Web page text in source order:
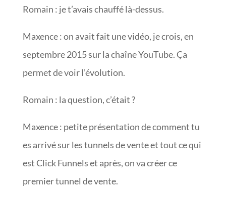
Romain : je t’avais chauffé là-dessus.
Maxence : on avait fait une vidéo, je crois, en
septembre 2015 sur la chaîne YouTube. Ça
permet de voir l’évolution.
Romain : la question, c’était ?
Maxence : petite présentation de comment tu
es arrivé sur les tunnels de vente et tout ce qui
est Click Funnels et après, on va créer ce
premier tunnel de vente.